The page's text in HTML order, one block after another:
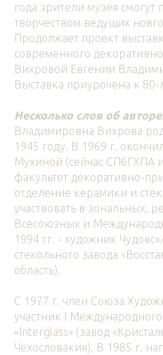
года зрители музея смогут
творчеством ведущих
Продолжает проект
современного
Вихровой Евгении
Выставка приурочена к 80-
Несколько слов об
Владимировна Вихрова
1945 году. B 1969 г.
Мухиной (сейчас СП6ГХПА
факультет декоративно-
отделение керамики и
участвовать в зональных,
Всесоюзных и
1994 гг. - художник
стекольного завода
область).
С 1977 г. член Союза
участник I
«Interglass» (завод
Чехословакия). В 1985 г.